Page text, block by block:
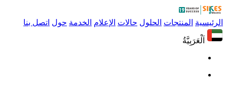
الرئيسية المنتجات الحلول حالات الإعلام الخدمة حول اتصل بنا
اَلْعَرَبِيَّةُ